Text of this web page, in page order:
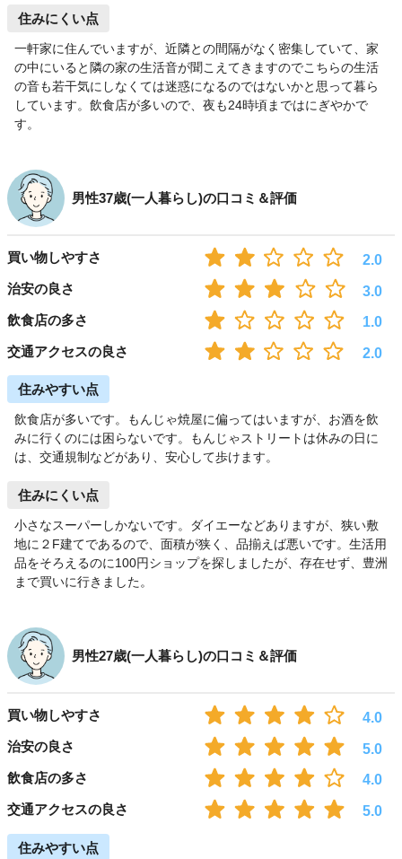
住みにくい点
一軒家に住んでいますが、近隣との間隔がなく密集していて、家
の中にいると隣の家の生活音が聞こえてきますのでこちらの生活
の音も若干気にしなくては迷惑になるのではないかと思って暮ら
しています。飲食店が多いので、夜も24時頃まではにぎやかで
す。
男性37歳(一人暮らし)の口コミ＆評価
買い物しやすさ
2.0
治安の良さ
3.0
飲食店の多さ
1.0
交通アクセスの良さ
2.0
住みやすい点
飲食店が多いです。もんじゃ焼屋に偏ってはいますが、お酒を飲
みに行くのには困らないです。もんじゃストリートは休みの日に
は、交通規制などがあり、安心して歩けます。
住みにくい点
小さなスーパーしかないです。ダイエーなどありますが、狭い敷
地に２F建てであるので、面積が狭く、品揃えば悪いです。生活用
品をそろえるのに100円ショップを探しましたが、存在せず、豊洲
まで買いに行きました。
男性27歳(一人暮らし)の口コミ＆評価
買い物しやすさ
4.0
治安の良さ
5.0
飲食店の多さ
4.0
交通アクセスの良さ
5.0
住みやすい点